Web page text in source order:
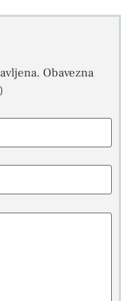
Obavezna